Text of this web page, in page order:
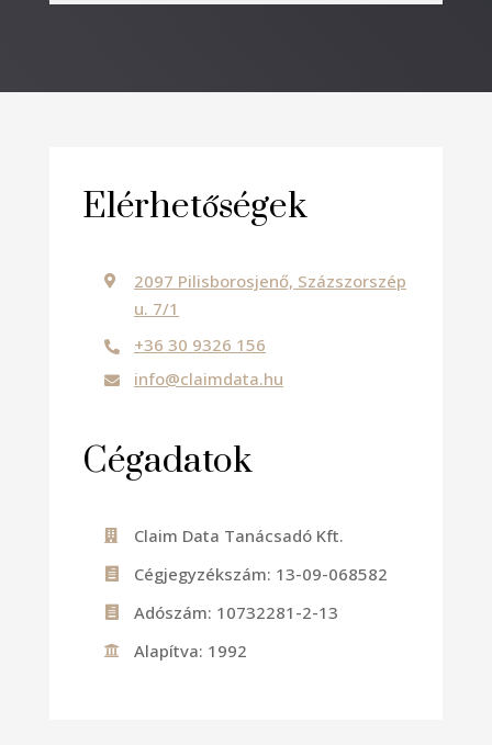
Elérhetőségek

2097 Pilisborosjenő, Százszorszép
u. 7/1
 +36 30 9326 156
 info@claimdata.hu
Cégadatok
 Claim Data Tanácsadó Kft.
 Cégjegyzékszám: 13-09-068582
 Adószám: 10732281-2-13
 Alapítva: 1992